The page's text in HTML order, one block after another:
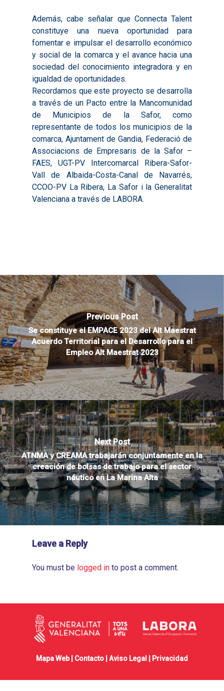
Además, cabe señalar que Connecta Talent
constituye una nueva oportunidad para
fomentar e impulsar el desarrollo económico
y social de la comarca y el avance hacia una
sociedad del conocimiento integradora y en
igualdad de oportunidades.
Recordamos que este proyecto se desarrolla
a través de un Pacto entre la Mancomunidad
de Municipios de la Safor, como
representante de todos los municipios de la
comarca, Ajuntament de Gandia, Federació de
Associacions de Empresaris de la Safor –
FAES, UGT-PV Intercomarcal Ribera-Safor-
Vall de Albaida-Costa-Canal de Navarrés,
CCOO-PV La Ribera, La Safor i la Generalitat
Valenciana a través de LABORA.
Previous Post
Se constituye el EMPACE 2023 del Alt Maestrat
Acuerdo Territorial para el Desarrollo para el
Empleo Alt Maestrat 2023
Next Post
ATNMA y CREAMA trabajarán conjuntamente en la
creación de bolsas de trabajo para el sector
náutico en La Marina Alta
Leave a Reply
You must be logged in to post a comment.
Mapa Web | Contacto Aviso Legal Privacidad
Otras Acciones:
2017
2018
2019
2020
2023
Resúmenes
Experimentales
2024
Informes
ODS
Boletines de Noticias